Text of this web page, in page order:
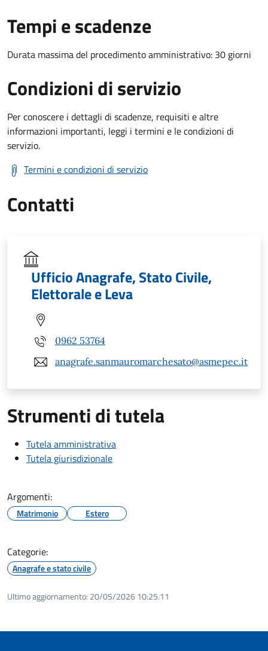
Tempi e scadenze
Durata massima del procedimento amministrativo: 30 giorni
Condizioni di servizio
Per conoscere i dettagli di scadenze, requisiti e altre
informazioni importanti, leggi i termini e le condizioni di
servizio.
Termini e condizioni di servizio
Contatti
Ufficio Anagrafe, Stato Civile,
Elettorale e Leva
0962 53764
anagrafe.sanmauromarchesato@asmepec.it
Strumenti di tutela
Tutela amministrativa
Tutela giurisdizionale
Argomenti:
Matrimonio Estero
Categorie:
Anagrafe e stato civile
Ultimo aggiornamento: 20/05/2026 10:25.11